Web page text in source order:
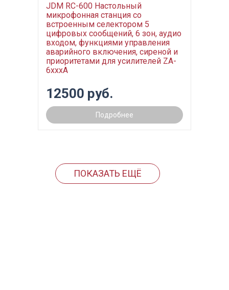
JDM RC-600 Настольный
микрофонная станция со
встроенным селектором 5
цифровых сообщений, 6 зон, аудио
входом, функциями управления
аварийного включения, сиреной и
приоритетами для усилителей ZA-
6xxxA
12500 руб.
Подробнее
ПОКАЗАТЬ ЕЩЁ